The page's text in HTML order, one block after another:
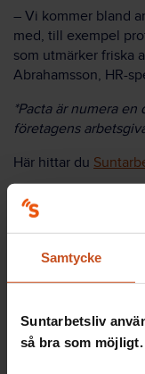
Samtycke
Suntarbetsliv
så bra som möjligt.
– Vi kommer bland
med, till exempel
som utmärker friska
Abrahamsson, HR-
*Pacta är numera
företagens
Här hittar du
Fakta
Den är